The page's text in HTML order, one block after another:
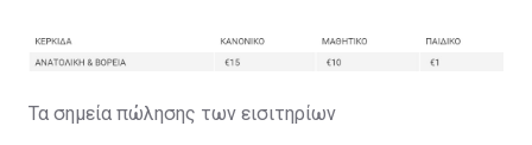
Τα σημεία πώλησης των εισιτηρίων